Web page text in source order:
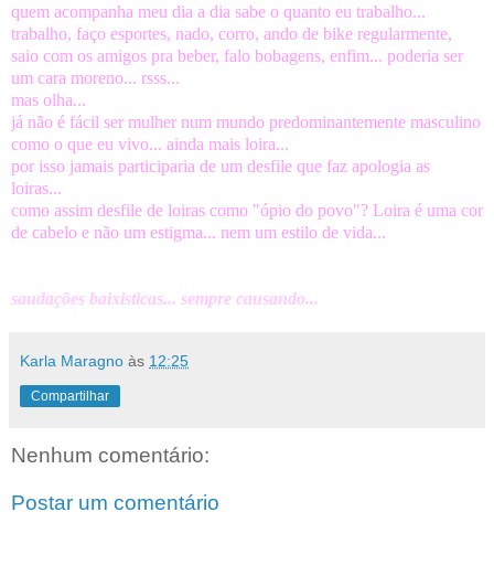
quem acompanha meu dia a dia sabe o quanto eu trabalho...
trabalho, faço esportes, nado, corro, ando de bike regularmente,
saio com os amigos pra beber, falo bobagens, enfim... poderia ser
um cara moreno... rsss...
mas olha...
já não é fácil ser mulher num mundo predominantemente masculino
como o que eu vivo... ainda mais loira...
por isso jamais participaria de um desfile que faz apologia as
loiras...
como assim desfile de loiras como "ópio do povo"? Loira é uma cor
de cabelo e não um estigma... nem um estilo de vida...
saudações baixisticas... sempre causando...
Karla Maragno às 12:25
Compartilhar
Nenhum comentário:
Postar um comentário